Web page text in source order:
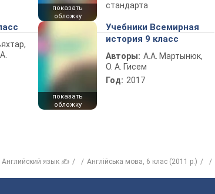
показать
обложку
стандарта
показать
обложку
Учебники Всемирная
история 9 класс
Авторы: А.А. Мартынюк,
О. А. Гисем
Год: 2017
Английский язык ✍ Англійська мова, 6 клас (2011 р.)